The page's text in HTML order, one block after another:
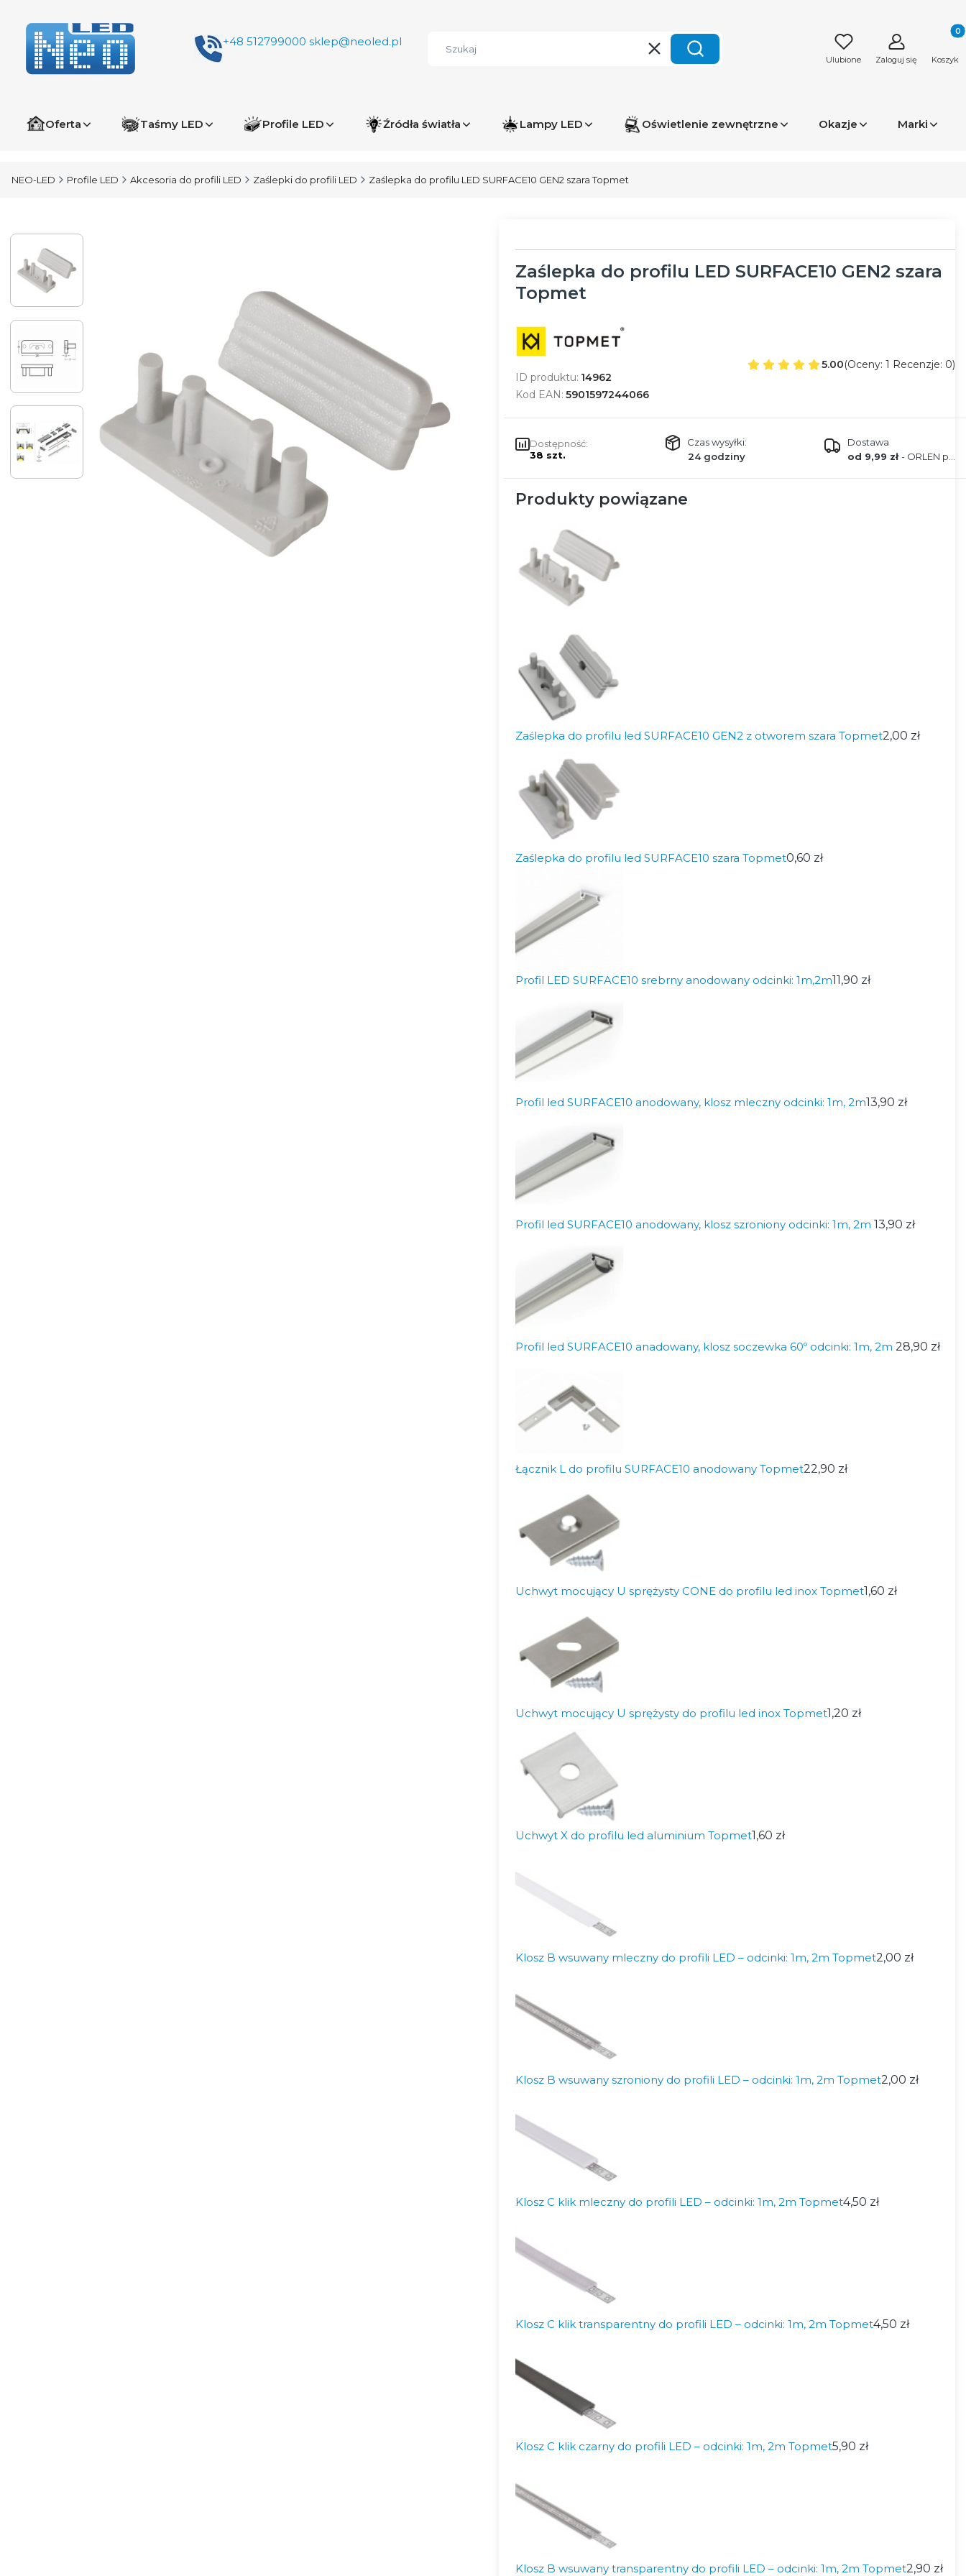
+48 512799000 sklep@neoled.pl
WyczyśćSzukaj Ulubione Zaloguj się Koszyk
Oferta Taśmy LED Profile LED Źródła światła Lampy LED Oświetlenie zewnętrzne Okazje Marki
NEO-LED Profile LED Akcesoria do profili LED Zaślepki do profili LED Zaślepka do profilu LED SURFACE10 GEN2 szara Topmet
Zaślepka do profilu LED SURFACE10 GEN2 szara
Topmet
ID produktu: 14962
Kod EAN: 5901597244066
5.00(Oceny: 1 Recenzje: 0)
Dostępność:
38 szt.
Czas wysyłki:
24 godziny
Dostawa
od 9,99 zł- ORLEN paczka
Produkty powiązane
Zaślepka do profilu led SURFACE10 GEN2 z otworem szara Topmet2,00 zł
Zaślepka do profilu led SURFACE10 szara Topmet0,60 zł
Profil LED SURFACE10 srebrny anodowany odcinki: 1m,2m11,90 zł
Profil led SURFACE10 anodowany, klosz mleczny odcinki: 1m, 2m13,90 zł
Profil led SURFACE10 anodowany, klosz szroniony odcinki: 1m, 2m 13,90 zł
Profil led SURFACE10 anadowany, klosz soczewka 60º odcinki: 1m, 2m 28,90 zł
Łącznik L do profilu SURFACE10 anodowany Topmet22,90 zł
Uchwyt mocujący U sprężysty CONE do profilu led inox Topmet1,60 zł
Uchwyt mocujący U sprężysty do profilu led inox Topmet1,20 zł
Uchwyt X do profilu led aluminium Topmet1,60 zł
Klosz B wsuwany mleczny do profili LED – odcinki: 1m, 2m Topmet2,00 zł
Klosz B wsuwany szroniony do profili LED – odcinki: 1m, 2m Topmet2,00 zł
Klosz C klik mleczny do profili LED – odcinki: 1m, 2m Topmet4,50 zł
Klosz C klik transparentny do profili LED – odcinki: 1m, 2m Topmet4,50 zł
Klosz C klik czarny do profili LED – odcinki: 1m, 2m Topmet5,90 zł
Klosz B wsuwany transparentny do profili LED – odcinki: 1m, 2m Topmet2,90 zł